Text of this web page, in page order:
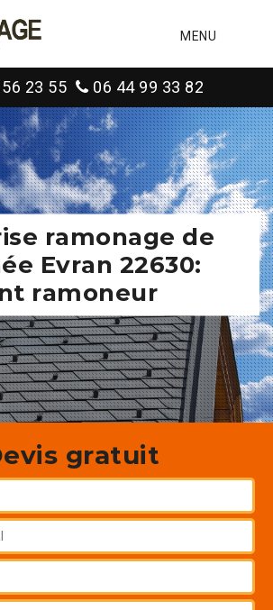
MENU
23 55 06 44 99 33 82
ramonage de
Evran 22630:
ramoneur
gratuit